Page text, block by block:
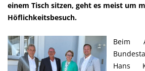
einem Tisch sitzen, geht es meist um
Höflichkeitsbesuch.
Beim
Hans